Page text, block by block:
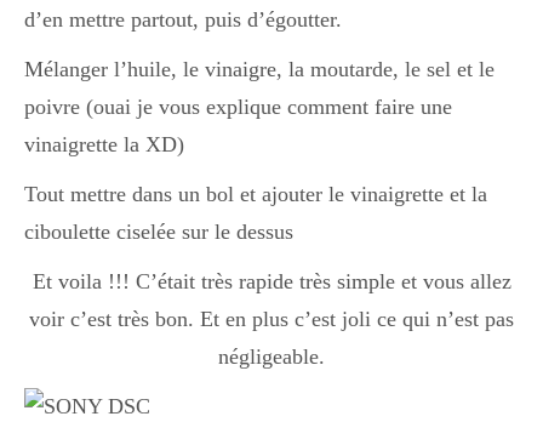
cupcake
Halloween
Japon
d’en mettre partout, puis d’égoutter.
Mélanger l’huile, le vinaigre, la moutarde, le sel et le
poivre (ouai je vous explique comment faire une
vinaigrette la XD)
Tout mettre dans un bol et ajouter le vinaigrette et la
ciboulette ciselée sur le dessus
Et voila !!! C’était très rapide très simple et vous allez
voir c’est très bon. Et en plus c’est joli ce qui n’est pas
négligeable.